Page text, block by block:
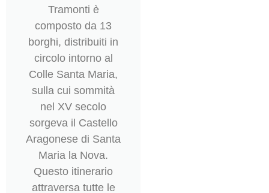
Tramonti è
composto da 13
borghi, distribuiti in
circolo intorno al
Colle Santa Maria,
sulla cui sommità
nel XV secolo
sorgeva il Castello
Aragonese di Santa
Maria la Nova.
Questo itinerario
attraversa tutte le